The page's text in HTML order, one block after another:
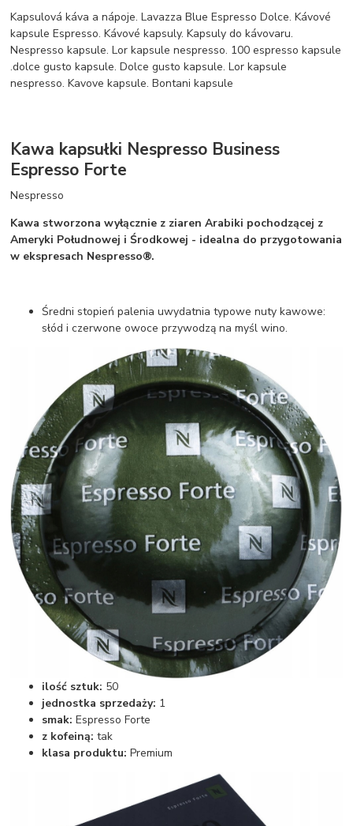
Kapsulová káva a nápoje. Lavazza Blue Espresso Dolce. Kávové
kapsule Espresso. Kávové kapsuly. Kapsuly do kávovaru.
Nespresso kapsule. Lor kapsule nespresso. 100 espresso kapsule
.dolce gusto kapsule. Dolce gusto kapsule. Lor kapsule
nespresso. Kavove kapsule. Bontani kapsule
Kawa kapsułki Nespresso Business
Espresso Forte
Nespresso
Kawa stworzona wyłącznie z ziaren Arabiki pochodzącej z
Ameryki Połudnowej i Środkowej - idealna do przygotowania
w ekspresach Nespresso®.
Średni stopień palenia uwydatnia typowe nuty kawowe:
słód i czerwone owoce przywodzą na myśl wino.
ilość sztuk: 50
jednostka sprzedaży: 1
smak: Espresso Forte
z kofeiną: tak
klasa produktu: Premium